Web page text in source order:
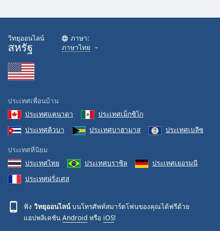
วิทยุออนไลน์
สหรัฐ
ภาษา:
ภาษาไทย
ประเทศเพื่อนบ้าน
ประเทศแคนาดา
ประเทศเม็กซิโก
ประเทศคิวบา
ประเทศบาฮามาส ประเทศเบลีซ
ประเทศที่นิยม
ประเทศไทย
ประเทศบราซิล
ประเทศเยอรมนี
ประเทศฝรั่งเศส
ฟัง วิทยุออนไลน์บนโทรศัพท์สมาร์ตโฟนของคุณได้ฟรีด้วย
แอปพลิเคชัน Android หรือ iOS!